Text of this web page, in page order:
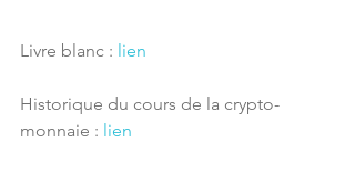
Livre blanc : lien
Historique du cours de la crypto-
monnaie : lien